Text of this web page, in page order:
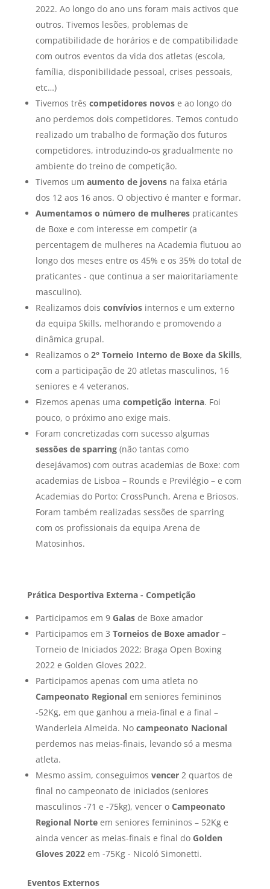
2022. Ao longo do ano uns foram mais activos que
outros. Tivemos lesões, problemas de
compatibilidade de horários e de compatibilidade
com outros eventos da vida dos atletas (escola,
família, disponibilidade pessoal, crises pessoais,
etc…)
Tivemos três competidores novose ao longo do
ano perdemos dois competidores. Temos contudo
realizado um trabalho de formação dos futuros
competidores, introduzindo-os gradualmente no
ambiente do treino de competição.
Tivemos um aumento de jovensna faixa etária
dos 12 aos 16 anos. O objectivo é manter e formar.
Aumentamos o número de mulherespraticantes
de Boxe e com interesse em competir (a
percentagem de mulheres na Academia flutuou ao
longo dos meses entre os 45% e os 35% do total de
praticantes - que continua a ser maioritariamente
masculino).
Realizamos dois convíviosinternos e um externo
da equipa Skills, melhorando e promovendo a
dinâmica grupal.
Realizamos o2° Torneio Interno de Boxe da Skills,
com a participação de 20 atletas masculinos, 16
seniores e 4 veteranos.
Fizemos apenas uma competição interna. Foi
pouco, o próximo ano exige mais.
Foram concretizadas com sucesso algumas
sessões de sparring(não tantas como
desejávamos) com outras academias de Boxe: com
academias de Lisboa – Rounds e Previlégio – e com
Academias do Porto: CrossPunch, Arena e Briosos.
Foram também realizadas sessões de sparring
com os profissionais da equipa Arena de
Matosinhos.
Prática Desportiva Externa - Competição
Participamos em 9 Galasde Boxe amador
Participamos em 3 Torneios de Boxe amador–
Torneio de Iniciados 2022; Braga Open Boxing
2022 e Golden Gloves 2022.
Participamos apenas com uma atleta no
Campeonato Regionalem seniores femininos
-52Kg, em que ganhou a meia-final e a final –
Wanderleia Almeida. No campeonato Nacional
perdemos nas meias-finais, levando só a mesma
atleta.
Mesmo assim, conseguimos vencer2 quartos de
final no campeonato de iniciados (seniores
masculinos -71 e -75kg), vencer o Campeonato
Regional Norteem seniores femininos – 52Kg e
ainda vencer as meias-finais e final do Golden
Gloves 2022em -75Kg - Nicoló Simonetti.
Eventos Externos